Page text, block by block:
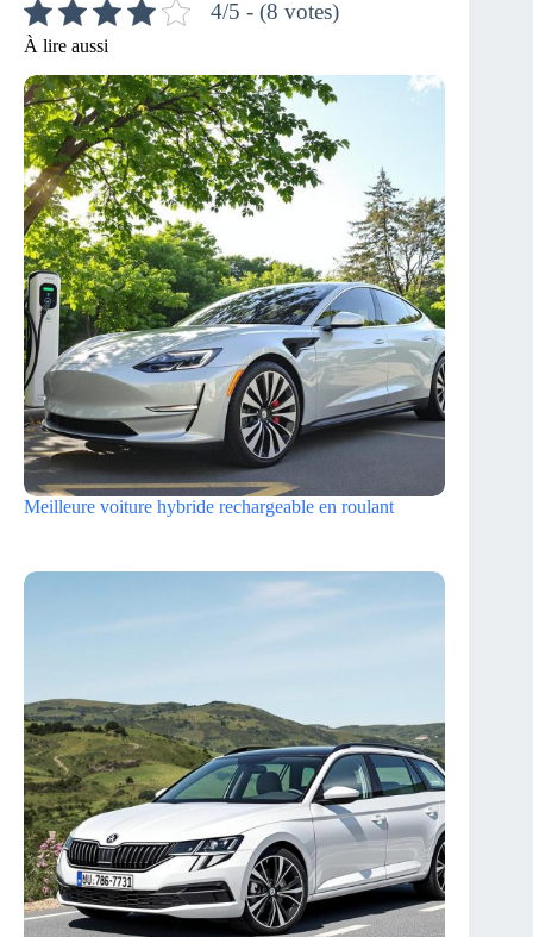
4/5 - (8 votes)
À lire aussi
Meilleure voiture hybride rechargeable en roulant